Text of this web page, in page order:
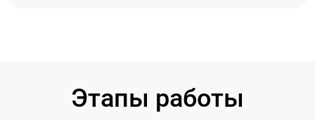
Этапы работы